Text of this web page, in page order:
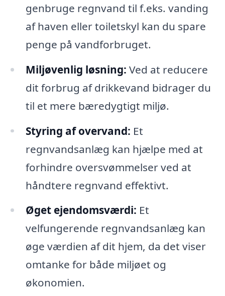
genbruge regnvand til f.eks. vanding
af haven eller toiletskyl kan du spare
penge på vandforbruget.
Miljøvenlig løsning: Ved at reducere
dit forbrug af drikkevand bidrager du
til et mere bæredygtigt miljø.
Styring af overvand: Et
regnvandsanlæg kan hjælpe med at
forhindre oversvømmelser ved at
håndtere regnvand effektivt.
Øget ejendomsværdi: Et
velfungerende regnvandsanlæg kan
øge værdien af dit hjem, da det viser
omtanke for både miljøet og
økonomien.